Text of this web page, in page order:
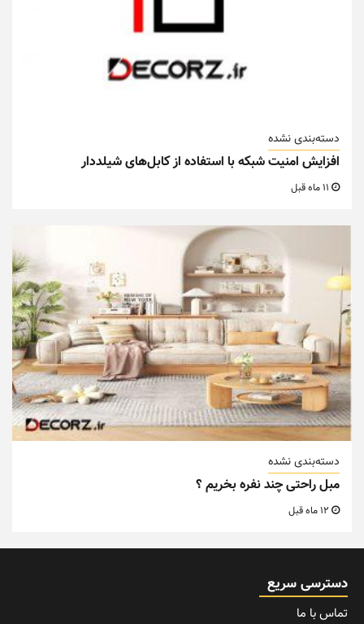
دسته‌بندی نشده
افزایش امنیت شبکه با استفاده از کابل‌های شیلددار
دسته‌بندی نشده
مبل راحتی چند نفره بخریم ؟
دسترسی سریع
تماس با ما